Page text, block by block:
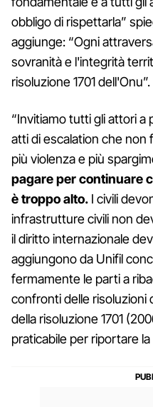
obbligo di rispettarla”
aggiunge: “Ogni
sovranità e l'integrità
risoluzione 1701 dell'Onu”.
“Invitiamo tutti gli attori a
atti di escalation che non
più violenza e più
pagare per continuare
è troppo alto. I civili
infrastrutture civili non
il diritto internazionale
aggiungono da Unifil
fermamente le parti a
confronti delle risoluzioni
della risoluzione 1701
praticabile per riportare